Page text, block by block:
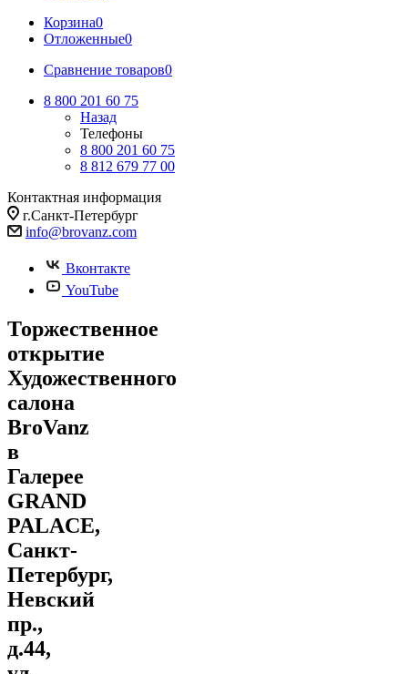
Корзина0
Отложенные0
Сравнение товаров0
8 800 201 60 75
Назад
Телефоны
8 800 201 60 75
8 812 679 77 00
Контактная информация
г.Санкт-Петербург
info@brovanz.com
Вконтакте
YouTube
Торжественное
открытие
Художественного
салона
BroVanz
в
Галерее
GRAND
PALACE,
Санкт-
Петербург,
Невский
пр.,
д.44,